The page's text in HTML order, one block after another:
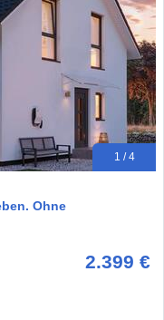
1 / 4
Ohne
2.399 €